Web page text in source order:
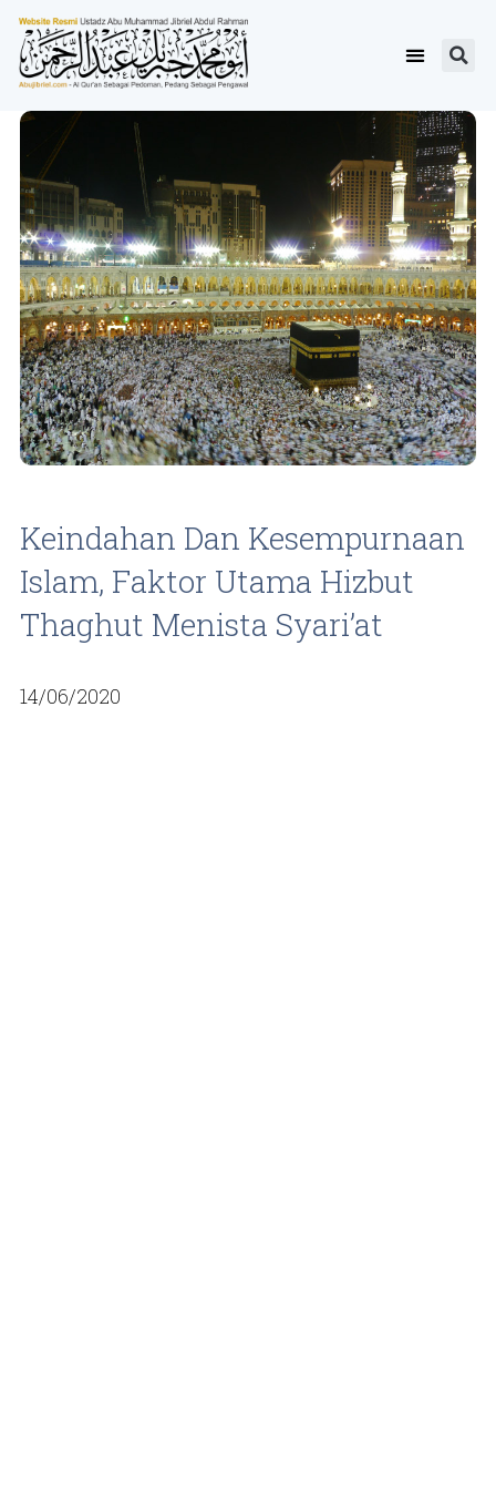
Keindahan Dan Kesempurnaan
Islam, Faktor Utama Hizbut
Thaghut Menista Syari’at
14/06/2020